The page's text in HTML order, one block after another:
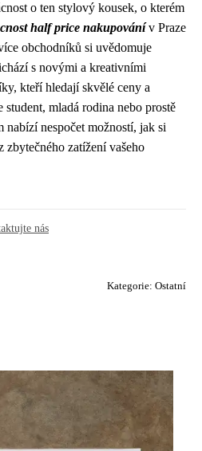
o ten stylový kousek, o kterém
half price nakupovánív Praze
obchodníků si uvědomuje
s novými a kreativními
kteří hledají skvělé ceny a
mladá rodina nebo prostě
nabízí nespočet možností, jak si
zbytečného zatížení vašeho
nás
Kategorie: Ostatní